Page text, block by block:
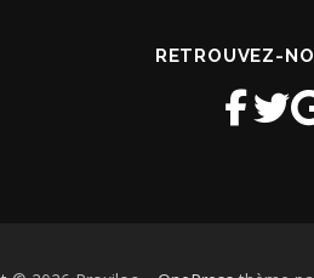
RETROUVEZ-